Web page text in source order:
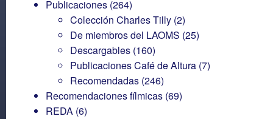
Publicaciones (264)
Colección Charles Tilly (2)
De miembros del LAOMS (25)
Descargables (160)
Publicaciones Café de Altura (7)
Recomendadas (246)
Recomendaciones fílmicas (69)
REDA (6)